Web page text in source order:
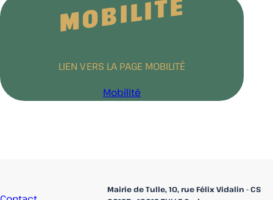
MOBILITÉ
LIEN VERS LA PAGE MOBILITÉ
Mobilité
Mairie de Tulle, 10, rue Félix Vidalin - CS